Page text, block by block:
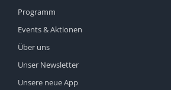
Programm
Events & Aktionen
Über uns
Unser Newsletter
Unsere neue App